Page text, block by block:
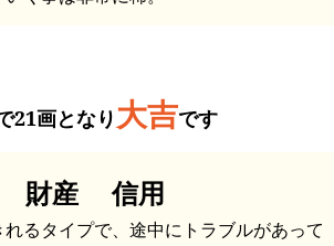
21画となり 大吉です
財産 信用
るタイプで、途中にトラブルがあって